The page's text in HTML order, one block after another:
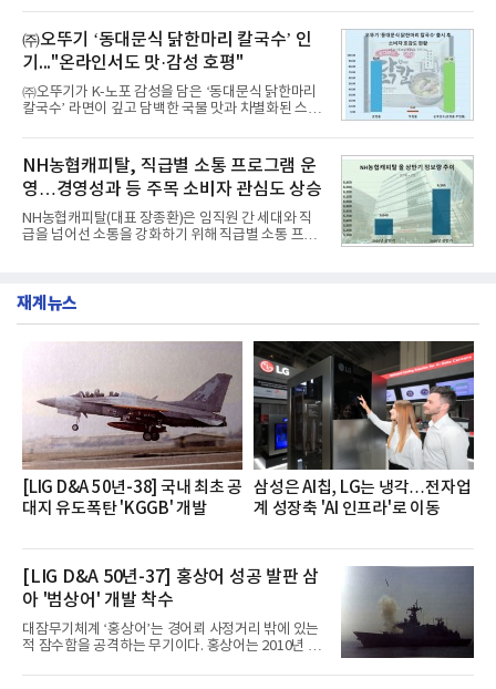
수력원자력, 한국석
떼는 6년 만에 선보이는 8세대 완전변경 모델로, ▲정
교한 선과 면을 중심으로 완성한 파격적인 디자인 ▲
과거 중형 세단 수준으로 확대된 차체 제원 ▲글로벌
최고 수준의 안전성 ▲성능과 효율을 동시에 높인 주
행 완성도 ▲첨단 편의 및 디지털 사양 적용 등을 통해
글로벌 준중형 세단의 새로운 기준을 세웠다.아반떼
는 가솔린 2.0과 1.6 하이브리드 두 가지 파워트레인
넘
㈜오뚜기 ‘동대문식 닭한마리 칼국수’ 인
기..."온라인서도 맛·감성 호평"
㈜오뚜기가 K-노포 감성을 담은 ‘동대문식 닭한마리
칼국수’ 라면이 깊고 담백한 국물 맛과 차별화된 스토
혔다.‘동대문식 닭한마리 칼국수’는 예상을 뛰어넘는
소비자 호응에 힘입어 지난 7월 13일 첫 선을 보인 지
단 18일 만에 누적 판매량 50만 개를 돌파하는 성과를
거두었다.이번 신제품은 개발진이 전국의 닭한마리
전문점을 직접 찾아 다니며 최적의 육수 비율을 완성
했다. 자극적이지 않으면서도 깊은 닭육수에 마늘의
개운한 풍미를 더했으며, 국물이 잘 배어들면서도 쫄
서도
NH농협캐피탈, 직급별 소통 프로그램 운
영…경영성과 등 주목 소비자 관심도 상승
NH농협캐피탈(대표 장종환)은 임직원 간 세대와 직
급을 넘어선 소통을 강화하기 위해 직급별 소통 프로
영지원부 홍보팀과 2026년 새로이(e)＊가 공동 주관
쳐 진행됐다.참고로 새로이(e)는 NH농협캐피탈 MZ
세대들로(과장~계장) 구성된 자율 참여조직으로, 조
직문화 혁신과 업무 효율성 향상을 위한 다양한 활동
을 추진하며,새로운 변화와 이로운 영향력을 조직전
반에 전파하는 역할
재계뉴스
[LIG D&A 50년-38] 국내 최초 공
대지 유도폭탄 'KGGB' 개발
삼성은 AI칩, LG는 냉각…전자업
계 성장축 'AI 인프라'로 이동
[LIG D&A 50년-37] 홍상어 성공 발판 삼
아 '범상어' 개발 착수
대잠무기체계 ‘홍상어’는 경어뢰 사정거리 밖에 있는
적 잠수함을 공격하는 무기이다. 홍상어는 2010년 넥
이뤄졌다. 이후 2012년 한국형 구축함(KDX-1) 이상